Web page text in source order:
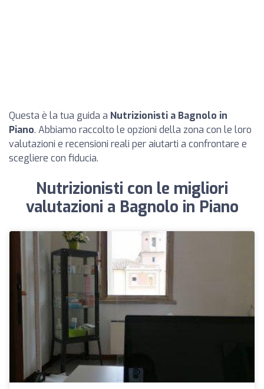
Questa è la tua guida a Nutrizionisti a Bagnolo in
Piano. Abbiamo raccolto le opzioni della zona con le loro
valutazioni e recensioni reali per aiutarti a confrontare e
scegliere con fiducia.
Nutrizionisti con le migliori
valutazioni a Bagnolo in Piano